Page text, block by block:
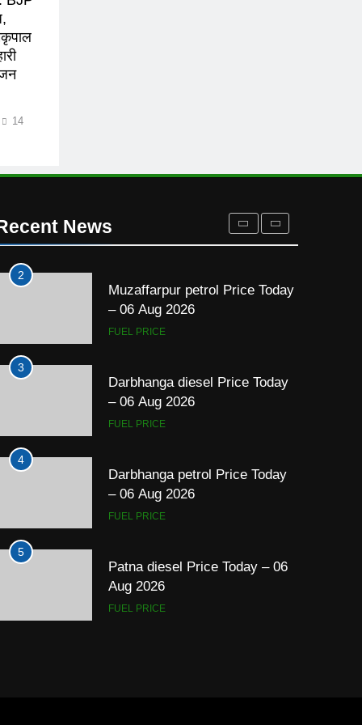
14
News
2
Muzaffarpur petrol Price Today
– 06 Aug 2026
FUEL PRICE
3
Darbhanga diesel Price Today
– 06 Aug 2026
FUEL PRICE
4
Darbhanga petrol Price Today
– 06 Aug 2026
FUEL PRICE
5
Patna diesel Price Today – 06
Aug 2026
FUEL PRICE